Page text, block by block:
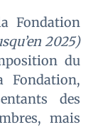
Fondation
2025)
du
Fondation,
des
mais